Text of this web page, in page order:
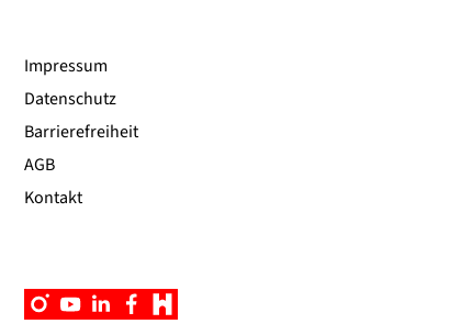
Impressum
Datenschutz
Barrierefreiheit
AGB
Kontakt
Instagram
YouTubeLinkedinFacebookCampus
App